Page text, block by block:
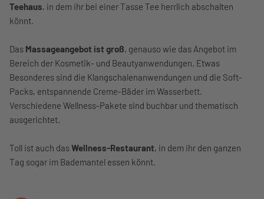
Teehaus, in dem ihr bei einer Tasse Tee herrlich abschalten
könnt.
Das Massageangebot ist groß, genauso wie das Angebot im
Bereich der Kosmetik- und Beautyanwendungen. Etwas
Besonderes sind die Klangschalenanwendungen und die Soft-
Packs, entspannende Creme-Bäder im Wasserbett.
Verschiedene Wellness-Pakete sind buchbar und thematisch
ausgerichtet.
Toll ist auch dasWellness-Restaurant, in dem ihr den ganzen
Tag sogar im Bademantel essen könnt.